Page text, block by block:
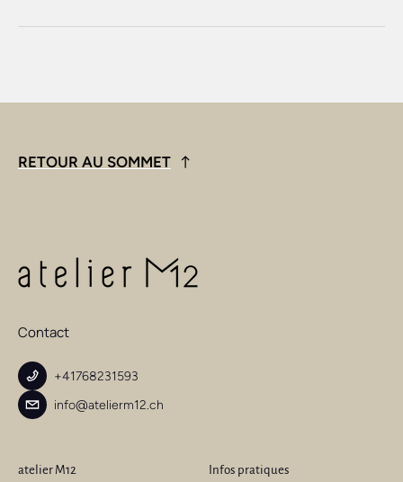
RETOUR AU SOMMET
Contact
+41768231593
info@atelierm12.ch
atelier M12 Infos pratiques